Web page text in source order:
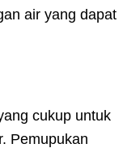
air yang dapat
cukup untuk
Pemupukan